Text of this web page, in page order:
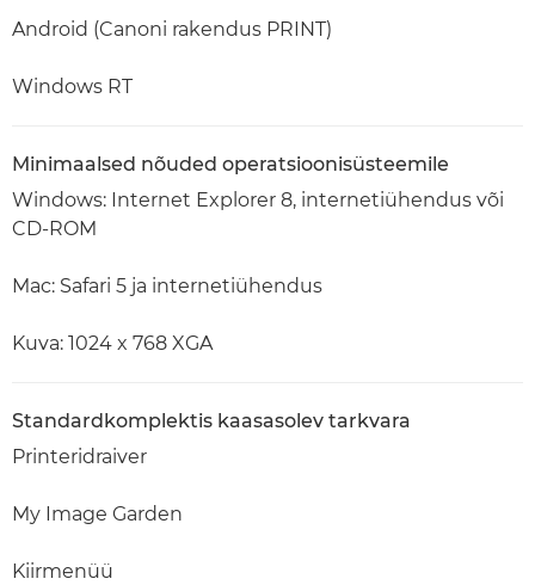
Android (Canoni rakendus PRINT)
Windows RT
Minimaalsed nõuded operatsioonisüsteemile
Windows: Internet Explorer 8, internetiühendus või
CD-ROM
Mac: Safari 5 ja internetiühendus
Kuva: 1024 x 768 XGA
Standardkomplektis kaasasolev tarkvara
Printeridraiver
My Image Garden
Kiirmenüü